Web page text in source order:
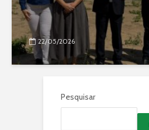
22/05/2026
Pesquisar